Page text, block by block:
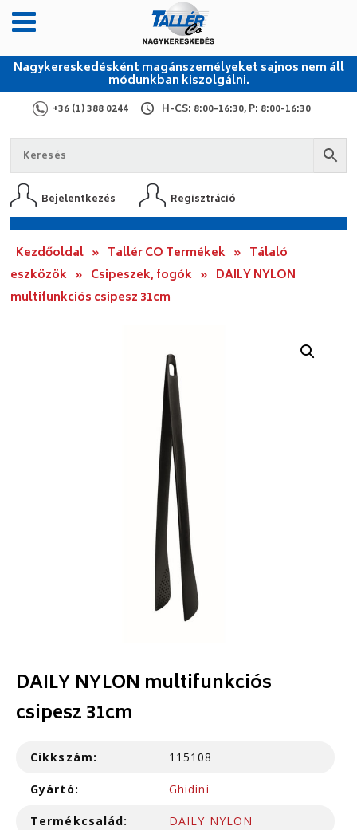
Nagykereskedésként magánszemélyeket sajnos nem áll
módunkban kiszolgálni.
+36 (1) 388 0244 H-CS: 8:00-16:30, P: 8:00-16:30
Bejelentkezés Regisztráció
Kezdőoldal » Tallér CO Termékek » Tálaló
eszközök » Csipeszek, fogók » DAILY NYLON
multifunkciós csipesz 31cm
DAILY NYLON multifunkciós
csipesz 31cm
Cikkszám: 115108
Gyártó: Ghidini
Termékcsalád: DAILY NYLON